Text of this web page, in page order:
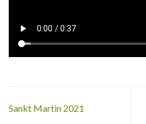
Sankt Martin 2021